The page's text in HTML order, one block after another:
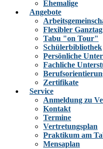
Ehemalige
Angebote
Flexibler Ganztag
Tabu "on Tour"
Schülerbibliothek
Persönliche
Fachliche
Zertifikate
Service
Anmeldung zu
Kontakt
Termine
Vertretungsplan
Praktikum am
Mensaplan